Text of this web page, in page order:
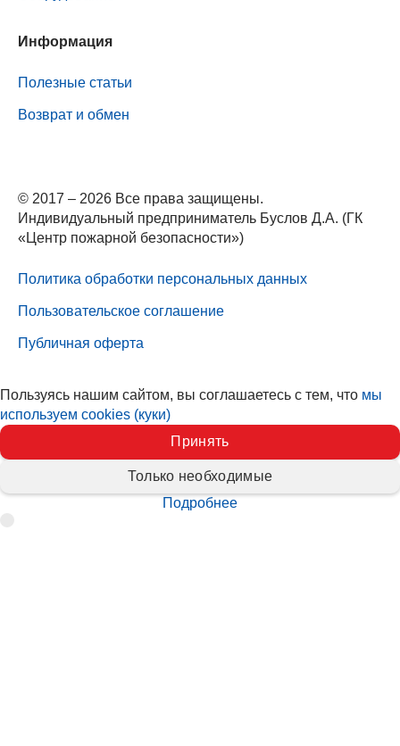
Информация
Полезные статьи
Возврат и обмен
© 2017 – 2026 Все права защищены.
Индивидуальный предприниматель Буслов Д.А. (ГК
«Центр пожарной безопасности»)
Политика обработки персональных данных
Пользовательское соглашение
Публичная оферта
Пользуясь нашим сайтом, вы соглашаетесь с тем, что мы
используем cookies (куки)
Принять
Только необходимые
Подробнее